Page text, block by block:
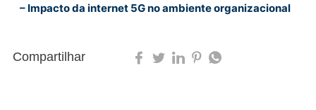
– Impacto da internet 5G no ambiente organizacional
Compartilhar